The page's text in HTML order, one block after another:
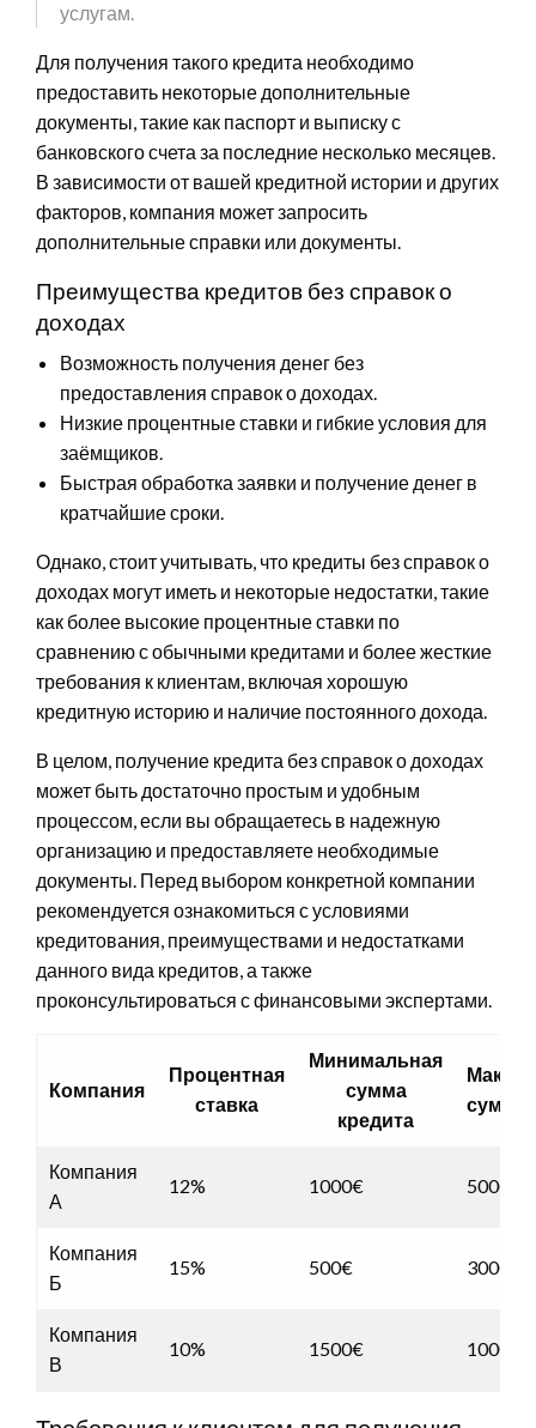
услугам.
Для получения такого кредита необходимо
предоставить некоторые дополнительные
документы, такие как паспорт и выписку с
банковского счета за последние несколько месяцев.
В зависимости от вашей кредитной истории и других
факторов, компания может запросить
дополнительные справки или документы.
Преимущества кредитов без справок о
доходах
Возможность получения денег без
предоставления справок о доходах.
Низкие процентные ставки и гибкие условия для
заёмщиков.
Быстрая обработка заявки и получение денег в
кратчайшие сроки.
Однако, стоит учитывать, что кредиты без справок о
доходах могут иметь и некоторые недостатки, такие
как более высокие процентные ставки по
сравнению с обычными кредитами и более жесткие
требования к клиентам, включая хорошую
кредитную историю и наличие постоянного дохода.
В целом, получение кредита без справок о доходах
может быть достаточно простым и удобным
процессом, если вы обращаетесь в надежную
организацию и предоставляете необходимые
документы. Перед выбором конкретной компании
рекомендуется ознакомиться с условиями
кредитования, преимуществами и недостатками
данного вида кредитов, а также
проконсультироваться с финансовыми экспертами.
Компания
Процентная
ставка
Минимальная
сумма
кредита
сумма
Компания
А
12% 1000€ 5000€
Компания
Б
15% 500€ 3000€
Компания
В
10% 1500€ 10000€